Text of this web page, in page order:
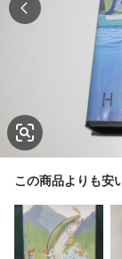
この商品よりも安